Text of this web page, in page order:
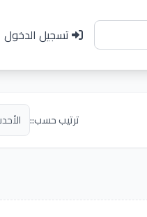
تسجيل الدخول
ترتيب حسب::